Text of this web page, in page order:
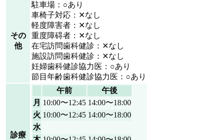
その
他
駐車場：○あり
車椅子対応：✕なし
軽度障害者：✕なし
重度障碍者：✕なし
在宅訪問歯科健診：✕なし
施設訪問歯科健診：✕なし
妊婦歯科健診協力医：○あり
節目年齢歯科健診協力医：○あり
診療
午前
午後
月 10:00〜12:45 14:00〜18:00
火 10:00〜12:45 14:00〜18:00
水